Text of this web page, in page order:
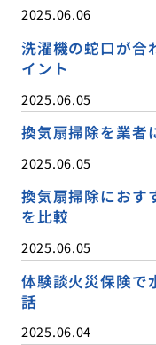
2025.06.06
洗濯機の蛇口が合
イント
2025.06.05
換気扇掃除を業者
2025.06.05
換気扇掃除におす
を比較
2025.06.05
体験談火災保険で
話
2025.06.04